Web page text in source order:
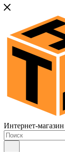
Интернет-магазин